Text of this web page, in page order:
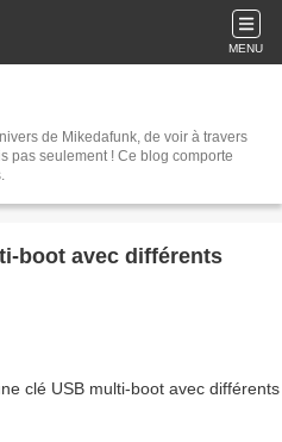
MENU
de Mikedafunk, de voir à travers
pas seulement ! Ce blog comporte
boot avec différents